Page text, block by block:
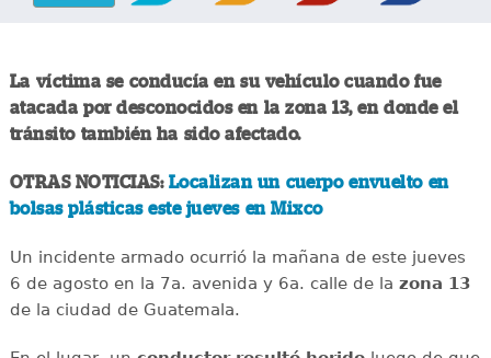
La víctima se conducía en su vehículo cuando fue
atacada por desconocidos en la zona 13, en donde el
tránsito también ha sido afectado.
OTRAS NOTICIAS: Localizan un cuerpo envuelto en
bolsas plásticas este jueves en Mixco
Un incidente armado ocurrió la mañana de este jueves
6 de agosto en la 7a. avenida y 6a. calle de la zona 13
de la ciudad de Guatemala.